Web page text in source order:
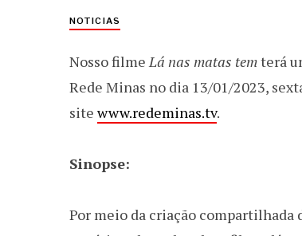
NOTICIAS
Nosso filme Lá nas matas temterá
Rede Minas no dia 13/01/2023,
sitewww.redeminas.tv.
Sinopse:
Por meio da criação compartilhada